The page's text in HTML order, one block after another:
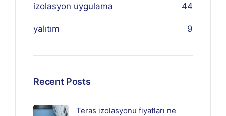
izolasyon uygulama 44
yalıtım 9
Recent Posts
Teras izolasyonu fiyatları ne